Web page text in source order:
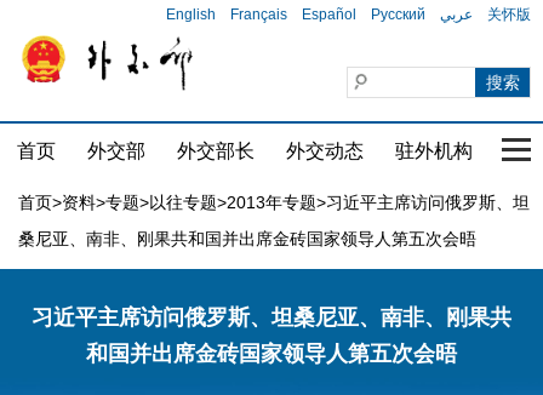
English Français Español Русский عربي 关怀版
首页 外交部 外交部长 外交动态 驻外机构 国
首页>资料>专题>以往专题>2013年专题>习近平主席访问俄罗斯、坦
桑尼亚、南非、刚果共和国并出席金砖国家领导人第五次会晤
习近平主席访问俄罗斯、坦桑尼亚、南非、刚果共
和国并出席金砖国家领导人第五次会晤